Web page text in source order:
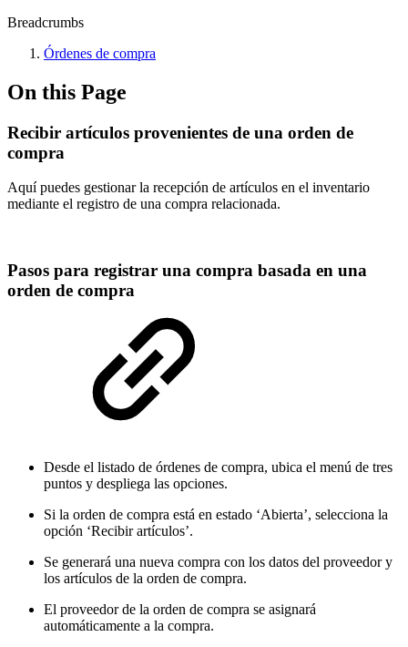
Breadcrumbs
Órdenes de compra
On this Page
Recibir artículos provenientes de una orden de
compra
Aquí puedes gestionar la recepción de artículos en el inventario
mediante el registro de una compra relacionada.
Pasos para registrar una compra basada en una
orden de compra
Desde el listado de órdenes de compra, ubica el menú de tres
puntos y despliega las opciones.
Si la orden de compra está en estado ‘Abierta’, selecciona la
opción ‘Recibir artículos’.
Se generará una nueva compra con los datos del proveedor y
los artículos de la orden de compra.
El proveedor de la orden de compra se asignará
automáticamente a la compra.